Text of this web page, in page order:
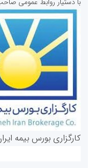
روابط عمومی خبرگزاری
کارگزاری بورس بیمه